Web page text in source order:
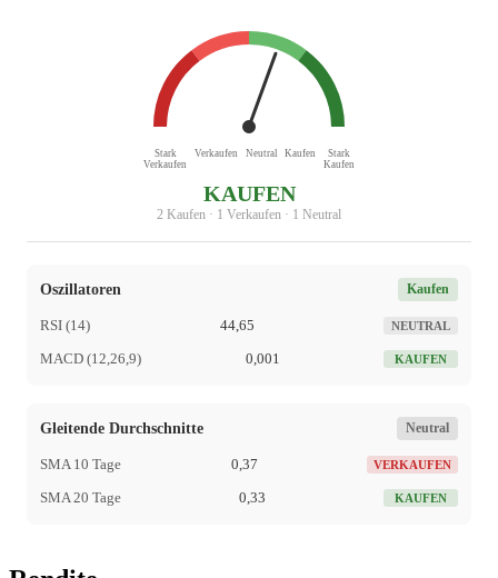
Stark
Verkaufen
Verkaufen Neutral Kaufen
Stark
Kaufen
KAUFEN
2 Kaufen · 1 Verkaufen · 1 Neutral
Oszillatoren Kaufen
RSI (14) 44,65 NEUTRAL
MACD (12,26,9) 0,001 KAUFEN
Gleitende Durchschnitte Neutral
SMA 10 Tage 0,37 VERKAUFEN
SMA 20 Tage 0,33 KAUFEN